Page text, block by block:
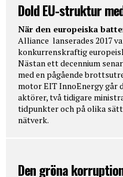
Dold EU-struktur
När den europeiska
Alliance lanserades 2017
konkurrenskraftig
Nästan ett decennium
med en pågående
motor EIT InnoEnergy går
aktörer, två tidigare
tidpunkter och på olika
nätverk.
Den gröna